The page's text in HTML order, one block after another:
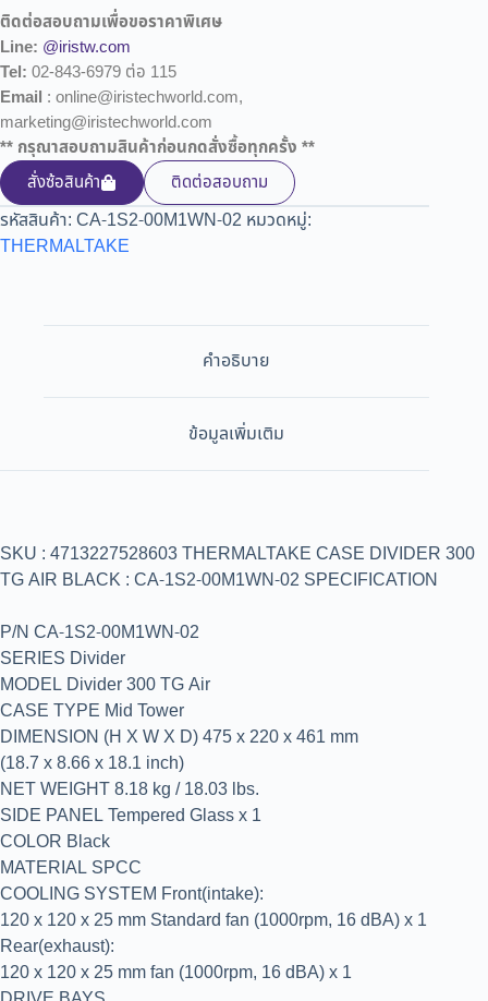
ติดต่อสอบถามเพื่อขอราคาพิเศษ
Line: @iristw.com
Tel: 02-843-6979 ต่อ 115
Email : online@iristechworld.com,
marketing@iristechworld.com
** กรุณาสอบถามสินค้าก่อนกดสั่งซื้อทุกครั้ง **
สั่งซ้อสินค้า
ติดต่อสอบถาม
รหัสสินค้า: CA-1S2-00M1WN-02 หมวดหมู่:
THERMALTAKE
คำอธิบาย
ข้อมูลเพิ่มเติม
SKU : 4713227528603 THERMALTAKE CASE DIVIDER 300
TG AIR BLACK : CA-1S2-00M1WN-02 SPECIFICATION
P/N CA-1S2-00M1WN-02
SERIES Divider
MODEL Divider 300 TG Air
CASE TYPE Mid Tower
DIMENSION (H X W X D) 475 x 220 x 461 mm
(18.7 x 8.66 x 18.1 inch)
NET WEIGHT 8.18 kg / 18.03 lbs.
SIDE PANEL Tempered Glass x 1
COLOR Black
MATERIAL SPCC
COOLING SYSTEM Front(intake):
120 x 120 x 25 mm Standard fan (1000rpm, 16 dBA) x 1
Rear(exhaust):
120 x 120 x 25 mm fan (1000rpm, 16 dBA) x 1